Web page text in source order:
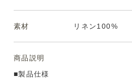
素材 リネン100%
商品説明
■製品仕様